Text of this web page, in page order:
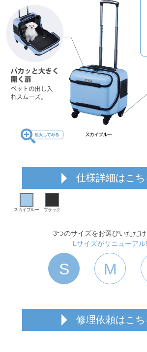
仕様詳細はこち
スカイブルー ブラック
3つのサイズをお選びいただけ
Lサイズがリニューアル!
S M
修理依頼はこち